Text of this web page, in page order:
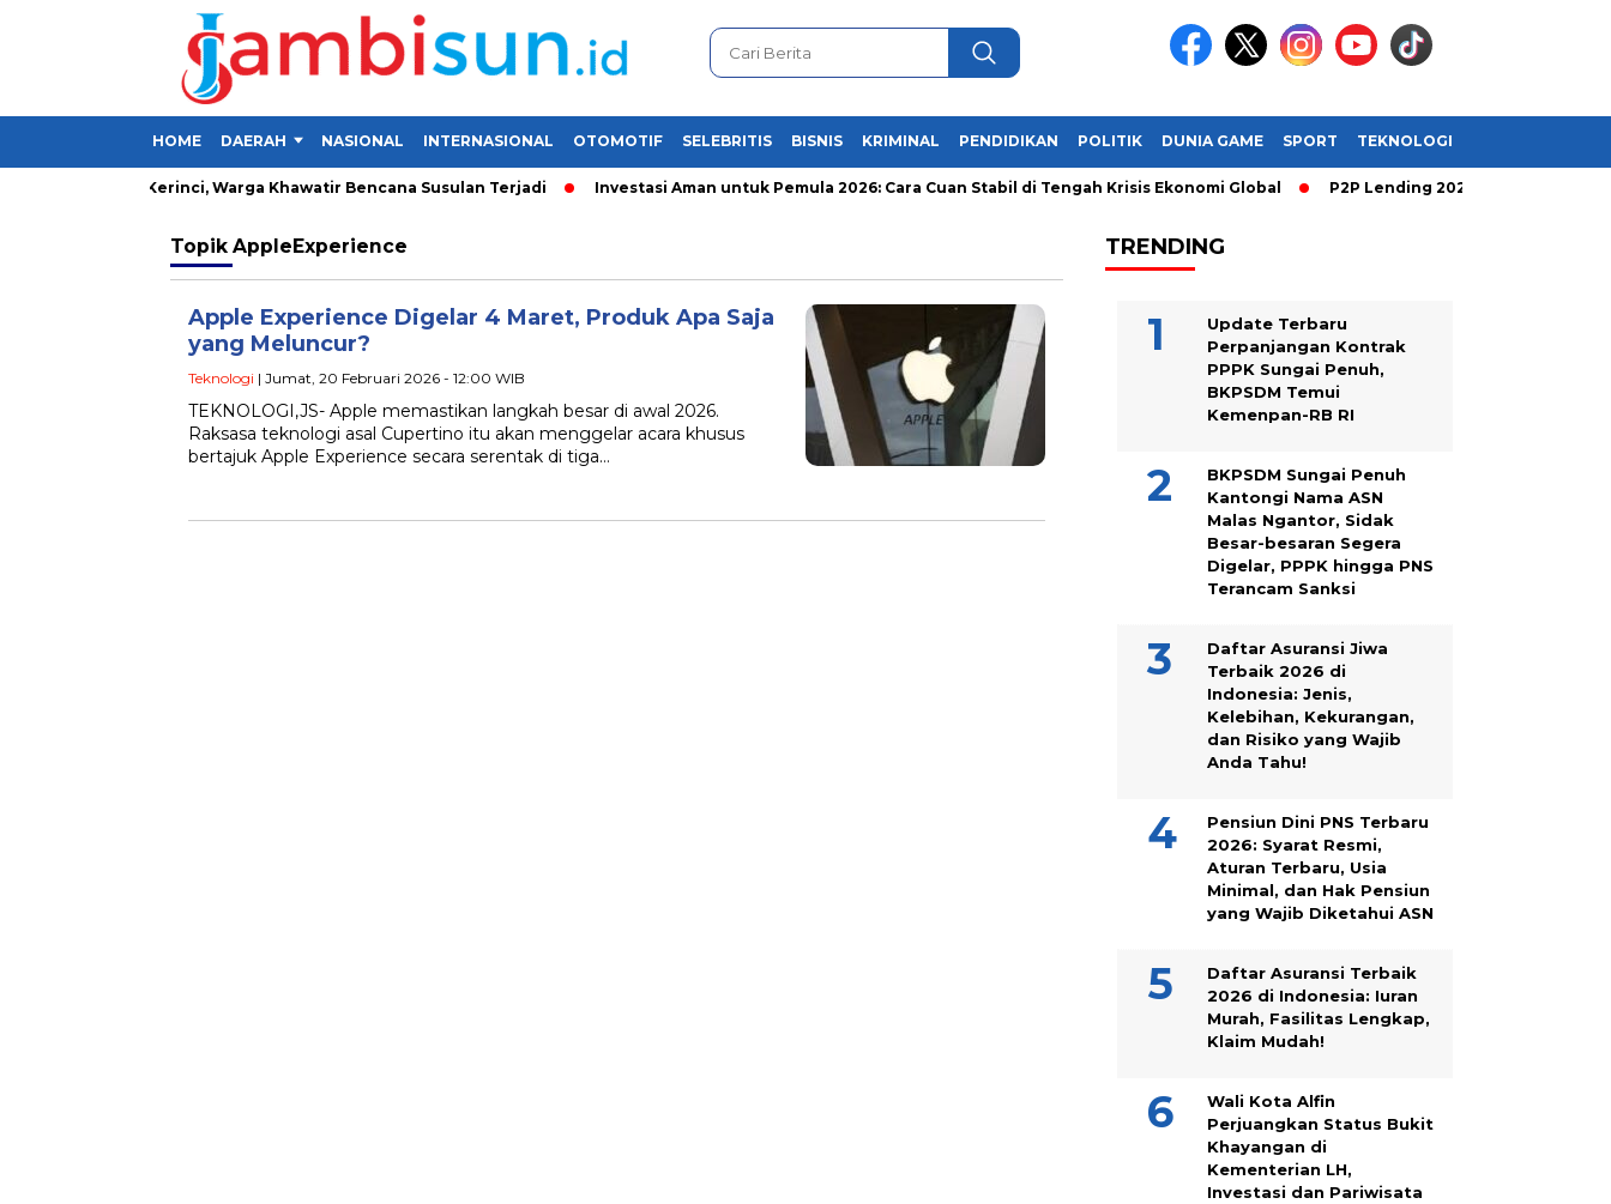
HOME DAERAH NASIONAL INTERNASIONAL OTOMOTIF SELEBRITIS BISNIS KRIMINAL PENDIDIKAN POLITIK DUNIA GAME SPORT TEKNOLOGI
Lima Desa di Kerinci, Warga Khawatir Bencana Susulan Terjadi Investasi Aman untuk Pemula 2026: Cara Cuan Stabil di Tengah Krisis Ekonomi Global P2P Lending 2026: Cara Cerdas
Topik AppleExperience
Apple Experience Digelar 4 Maret, Produk Apa Saja
yang Meluncur?
Teknologi | Jumat, 20 Februari 2026 - 12:00 WIB
TEKNOLOGI,JS- Apple memastikan langkah besar di awal 2026.
Raksasa teknologi asal Cupertino itu akan menggelar acara khusus
bertajuk Apple Experience secara serentak di tiga…
TRENDING
Update Terbaru
Perpanjangan Kontrak
PPPK Sungai Penuh,
BKPSDM Temui
Kemenpan-RB RI
BKPSDM Sungai Penuh
Kantongi Nama ASN
Malas Ngantor, Sidak
Besar-besaran Segera
Digelar, PPPK hingga PNS
Terancam Sanksi
Daftar Asuransi Jiwa
Terbaik 2026 di
Indonesia: Jenis,
Kelebihan, Kekurangan,
dan Risiko yang Wajib
Anda Tahu!
Pensiun Dini PNS Terbaru
2026: Syarat Resmi,
Aturan Terbaru, Usia
Minimal, dan Hak Pensiun
yang Wajib Diketahui ASN
Daftar Asuransi Terbaik
2026 di Indonesia: Iuran
Murah, Fasilitas Lengkap,
Klaim Mudah!
Wali Kota Alfin
Perjuangkan Status Bukit
Khayangan di
Kementerian LH,
Investasi dan Pariwisata